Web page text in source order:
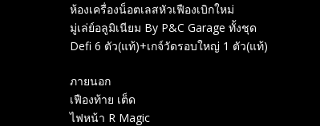
ห้องเครื่องน็อตเลสหัวเฟืองเบิกใหม่
มู่เล่ย์อลูมิเนียม By P&C Garage ทั้งชุด
Defi 6 ตัว(แท้)+เกจ์วัดรอบใหญ่ 1 ตัว(แท้)
ภายนอก
เฟืองท้าย เต็ด
ไฟหน้า R Magic